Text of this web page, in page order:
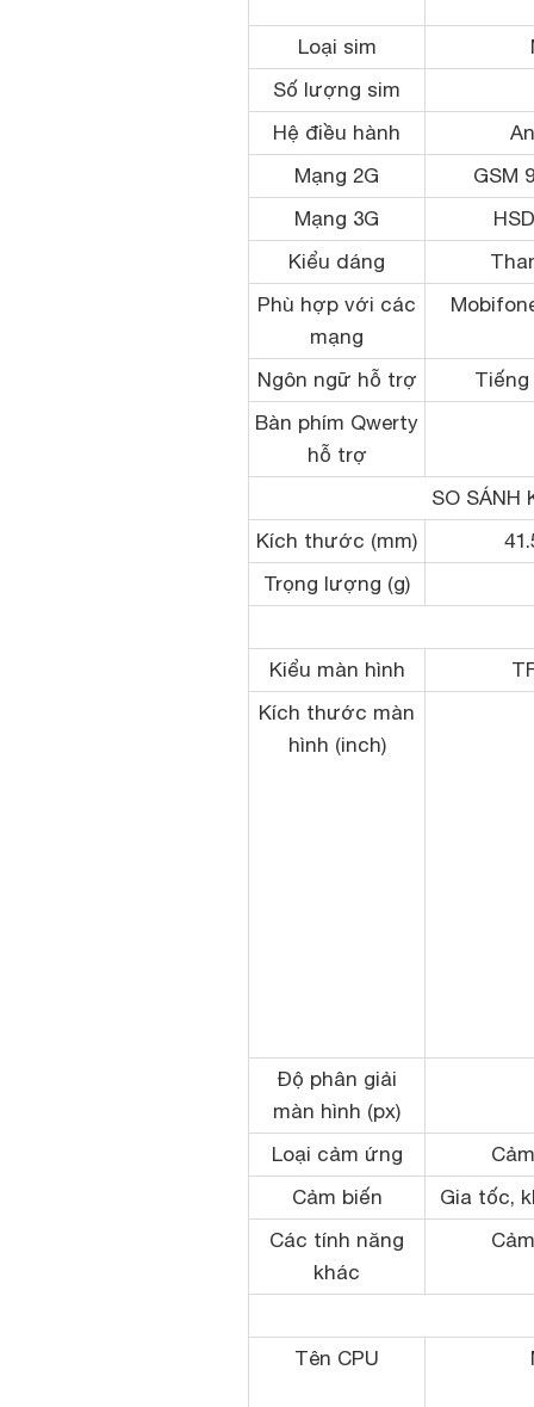
Loại sim
Số lượng sim
Hệ điều hành
Mạng 2G
GSM
Mạng 3G
Kiểu dáng
Phù hợp với các
mạng
Ngôn ngữ hỗ trợ
Tiếng
Bàn phím Qwerty
hỗ trợ
SO SÁNH
Kích thước (mm)
Trọng lượng (g)
Kiểu màn hình
Kích thước màn
hình (inch)
Độ phân giải
màn hình (px)
Loại cảm ứng
Cảm biến
Gia tốc,
Các tính năng
khác
Tên CPU